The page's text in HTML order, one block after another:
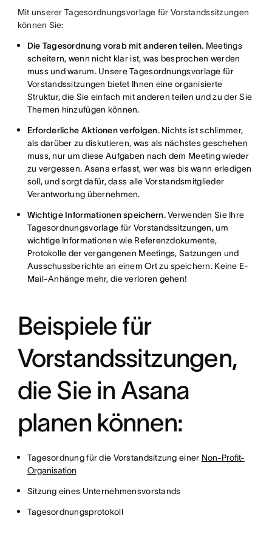
Mit unserer Tagesordnungsvorlage für Vorstandssitzungen
können Sie:
Die Tagesordnung vorab mit anderen teilen. Meetings
scheitern, wenn nicht klar ist, was besprochen werden
muss und warum. Unsere Tagesordnungsvorlage für
Vorstandssitzungen bietet Ihnen eine organisierte
Struktur, die Sie einfach mit anderen teilen und zu der Sie
Themen hinzufügen können.
Erforderliche Aktionen verfolgen.Nichts ist schlimmer,
als darüber zu diskutieren, was als nächstes geschehen
muss, nur um diese Aufgaben nach dem Meeting wieder
zu vergessen. Asana erfasst, wer was bis wann erledigen
soll, und sorgt dafür, dass alle Vorstandsmitglieder
Verantwortung übernehmen.
Wichtige Informationen speichern.Verwenden Sie Ihre
Tagesordnungsvorlage für Vorstandssitzungen, um
wichtige Informationen wie Referenzdokumente,
Protokolle der vergangenen Meetings, Satzungen und
Ausschussberichte an einem Ort zu speichern. Keine E-
Mail-Anhänge mehr, die verloren gehen!
Beispiele für
Vorstandssitzungen,
die Sie in Asana
planen können:
Tagesordnung für die Vorstandsitzung einer Non-Profit-
Organisation
Sitzung eines Unternehmensvorstands
Tagesordnungsprotokoll